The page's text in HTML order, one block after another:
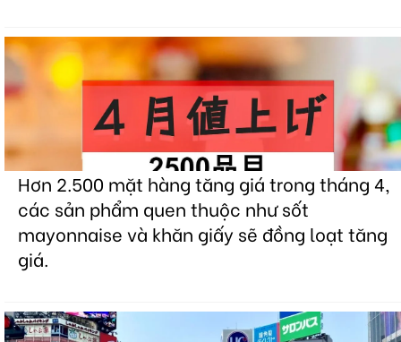
Hơn 2.500 mặt hàng tăng giá trong tháng 4,
các sản phẩm quen thuộc như sốt
mayonnaise và khăn giấy sẽ đồng loạt tăng
giá.